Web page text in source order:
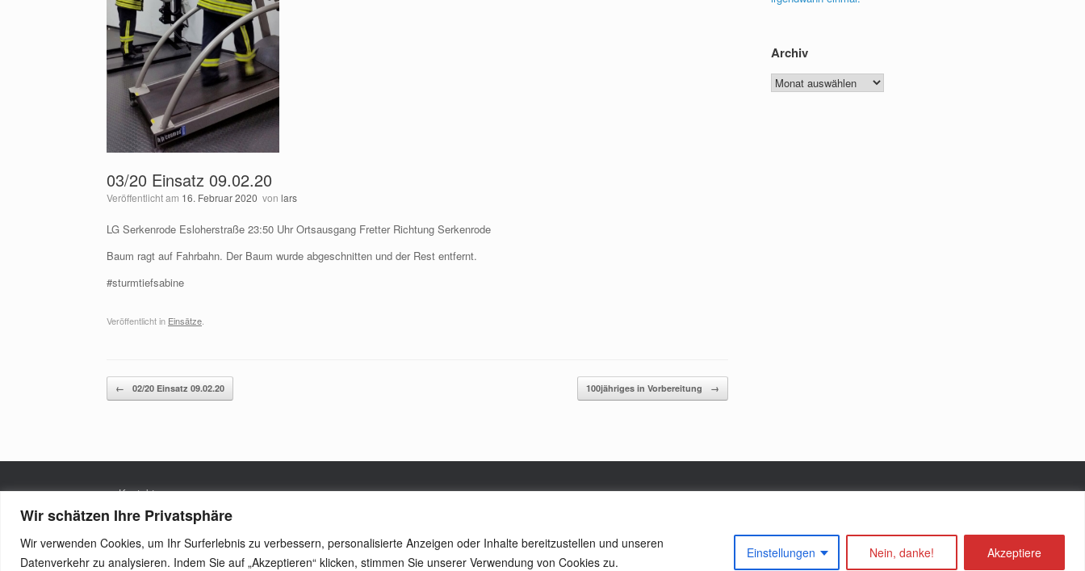
Wir schätzen Ihre Privatsphäre
Wir verwenden Cookies, um Ihr Surferlebnis zu verbessern, personalisierte Anzeigen oder Inhalte bereitzustellen und unseren
Datenverkehr zu analysieren. Indem Sie auf „Akzeptieren“ klicken, stimmen Sie unserer Verwendung von Cookies zu.
Einstellungen Nein, danke! Akzeptiere
03/20 Einsatz 09.02.20
Veröffentlicht am 16. Februar 2020 von lars
LG Serkenrode Esloherstraße 23:50 Uhr Ortsausgang Fretter Richtung Serkenrode
Baum ragt auf Fahrbahn. Der Baum wurde abgeschnitten und der Rest entfernt.
#sturmtiefsabine
Veröffentlicht in Einsätze.
Beitragsnavigation
← 02/20 Einsatz 09.02.20 100jähriges in Vorbereitung →
Archiv
Archiv
Kontakt
Datenschutzerklärung